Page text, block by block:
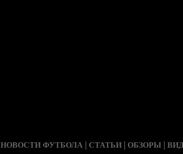
НОВОСТИ ФУТБОЛА | СТАТЬИ | ОБЗОРЫ |